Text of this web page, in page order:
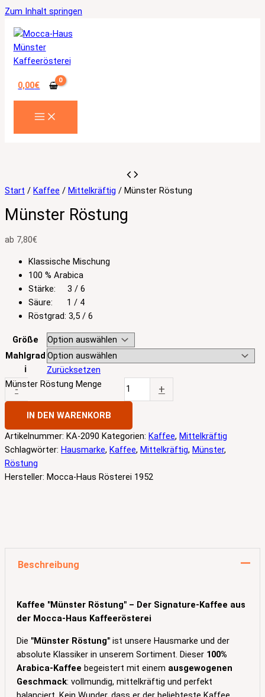
Zum Inhalt springen
0,00€
Start / Kaffee / Mittelkräftig / Münster Röstung
Münster Röstung
ab 7,80€
Klassische Mischung
100 % Arabica
Stärke: 3 / 6
Säure: 1 / 4
Röstgrad: 3,5 / 6
Größe
Mahlgrad
ℹ️
Zurücksetzen
-
Münster Röstung Menge +
IN DEN WARENKORB
Artikelnummer: KA-2090 Kategorien: Kaffee, Mittelkräftig
Schlagwörter: Hausmarke, Kaffee, Mittelkräftig, Münster,
Röstung
Hersteller: Mocca-Haus Rösterei 1952
Beschreibung
Kaffee "Münster Röstung" – Der Signature-Kaffee aus
der Mocca-Haus Kaffeerösterei
Die "Münster Röstung"ist unsere Hausmarke und der
absolute Klassiker in unserem Sortiment. Dieser 100%
Arabica-Kaffee begeistert mit einem ausgewogenen
Geschmack: vollmundig, mittelkräftig und perfekt